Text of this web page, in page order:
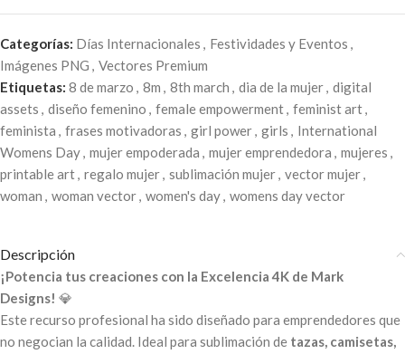
Categorías: Días Internacionales , Festividades y Eventos ,
Imágenes PNG , Vectores Premium
Etiquetas: 8 de marzo , 8m , 8th march , dia de la mujer, digital
assets , diseño femenino , female empowerment, feminist art,
feminista , frases motivadoras , girl power, girls , International
Womens Day, mujer empoderada , mujer emprendedora , mujeres ,
printable art, regalo mujer, sublimación mujer, vector mujer,
woman , woman vector, women's day, womens day vector
Descripción
¡Potencia tus creaciones con la Excelencia 4K de Mark
Designs! 💎
Este recurso profesional ha sido diseñado para emprendedores que
no negocian la calidad. Ideal para sublimación de tazas, camisetas,